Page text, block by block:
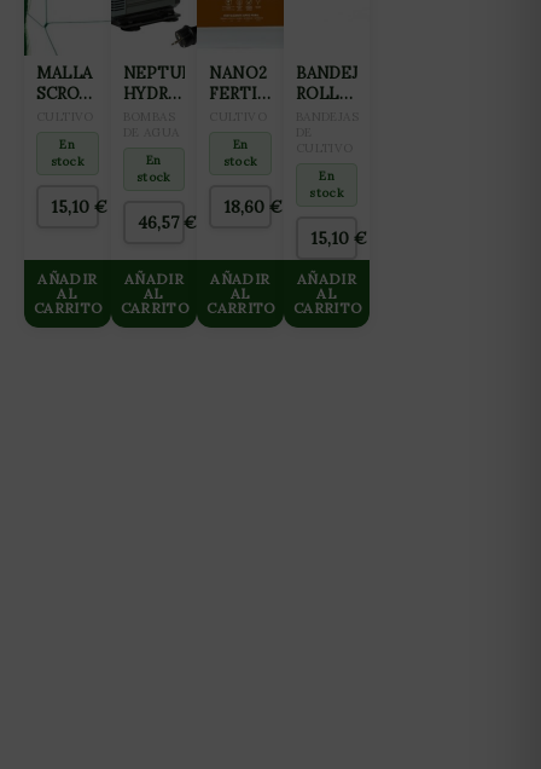
MALLA
SCROG
15X15CM
(2X25M)
En
stock
15,10 €
AÑADIR
AL
CARRITO
NEPTUNE
HYDROPONICS
NH-
3000
En
stock
46,57€
AÑADIR
AL
CARRITO
NANO2
FERTILIZANTE
ONE
(FLORACIÓN
FINALIZACIÓN)
2L
En
stock
18,60€
AÑADIR
AL
CARRITO
BANDEJA
ROLL
En
stock
15,10 €
AÑADIR
AL
CARRITO